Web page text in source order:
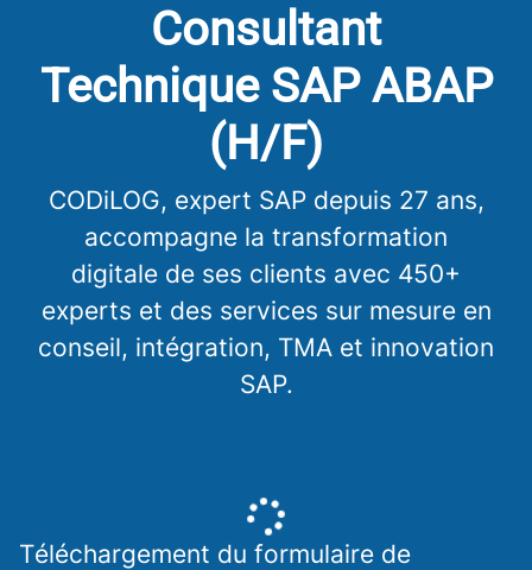
Consultant
Technique SAP ABAP
(H/F)
CODiLOG, expert SAP depuis 27 ans,
accompagne la transformation
digitale de ses clients avec 450+
experts et des services sur mesure en
conseil, intégration, TMA et innovation
SAP.
Téléchargement du formulaire de